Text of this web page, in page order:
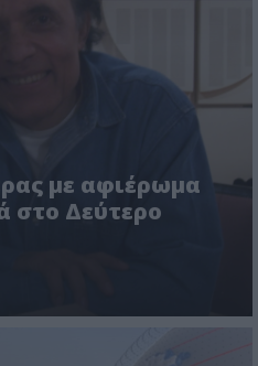
με αφιέρωμα
στο Δεύτερο